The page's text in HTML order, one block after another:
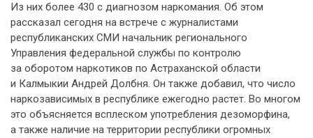
Из них более 430 с диагнозом наркомания. Об этом
рассказал сегодня на встрече с журналистами
республиканских СМИ начальник регионального
Управления федеральной службы по контролю
за оборотом наркотиков по Астраханской области
и Калмыкии Андрей Долбня. Он также добавил, что число
наркозависимых в республике ежегодно растет. Во многом
это объясняется всплеском употребления дезоморфина,
а также наличие на территории республики огромных